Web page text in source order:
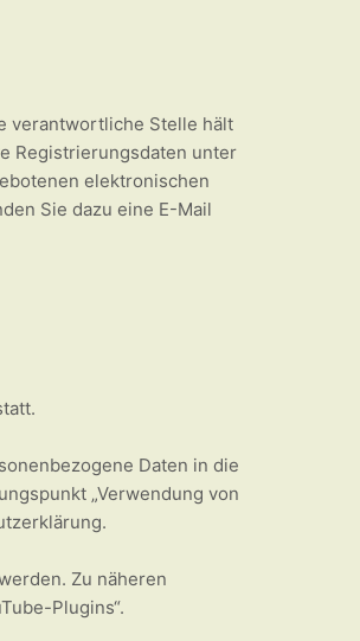
verantwortliche Stelle hält
Registrierungsdaten unter
elektronischen
Sie dazu eine E-Mail
Daten in die
„Verwendung von
Zu näheren
Plugins“.